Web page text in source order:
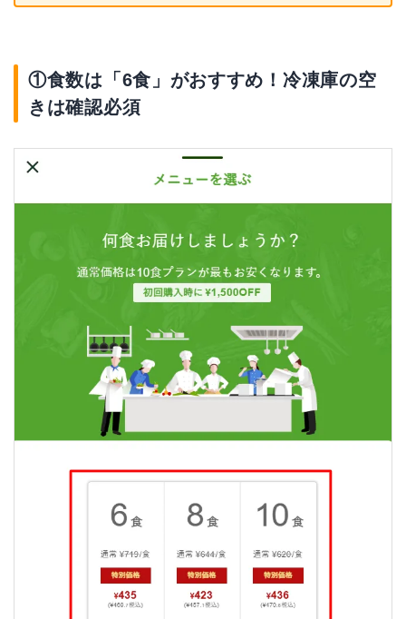
①食数は「6食」がおすすめ！冷凍庫の空
きは確認必須